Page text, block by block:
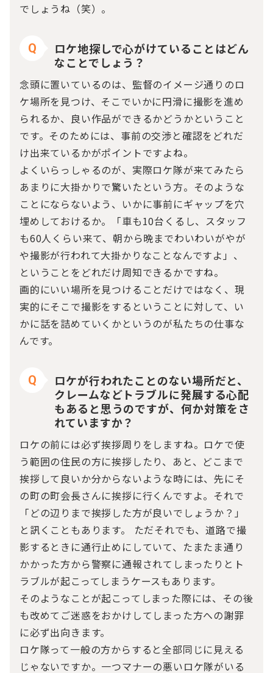
でしょうね（笑）。
Q
ロケ地探しで心がけていることはどん
なことでしょう？
念頭に置いているのは、監督のイメージ通りのロ
ケ場所を見つけ、そこでいかに円滑に撮影を進め
られるか、良い作品ができるかどうかということ
です。そのためには、事前の交渉と確認をどれだ
け出来ているかがポイントですよね。
よくいらっしゃるのが、実際ロケ隊が来てみたら
あまりに大掛かりで驚いたという方。そのような
ことにならないよう、いかに事前にギャップを穴
埋めしておけるか。「車も10台くるし、スタッフ
も60人くらい来て、朝から晩までわいわいがやが
や撮影が行われて大掛かりなことなんですよ」、
ということをどれだけ周知できるかですね。
画的にいい場所を見つけることだけではなく、現
実的にそこで撮影をするということに対して、い
かに話を詰めていくかというのが私たちの仕事な
んです。
Q
ロケが行われたことのない場所だと、
クレームなどトラブルに発展する心配
もあると思うのですが、何か対策をさ
れていますか？
ロケの前には必ず挨拶周りをしますね。ロケで使
う範囲の住民の方に挨拶したり、あと、どこまで
挨拶して良いか分からないような時には、先にそ
の町の町会長さんに挨拶に行くんですよ。それで
「どの辺りまで挨拶した方が良いでしょうか？」
と訊くこともあります。 ただそれでも、道路で撮
影するときに通行止めにしていて、たまたま通り
かかった方から警察に通報されてしまったりとト
ラブルが起こってしまうケースもあります。
そのようなことが起こってしまった際には、その後
も改めてご迷惑をおかけしてしまった方への謝罪
に必ず出向きます。
ロケ隊って一般の方からすると全部同じに見える
じゃないですか。一つマナーの悪いロケ隊がいる